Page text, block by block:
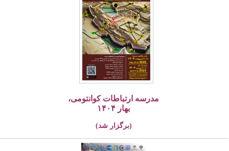
مدرسه ارتباطات کوانتومی،
بهار ۱۴۰۴
(برگزار شد)